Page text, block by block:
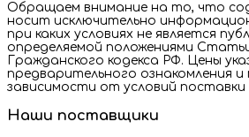
Обращаем внимание на то, что
носит исключительно
при каких условиях не является
определяемой положениями Статьи
Гражданского кодекса РФ. Цены
предварительного ознакомления и
зависимости от условий
Наши поставщики